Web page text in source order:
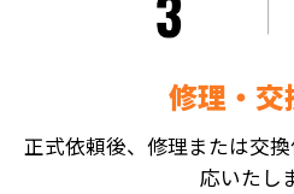
修理・交
正式依頼後、修理または交
応いたし